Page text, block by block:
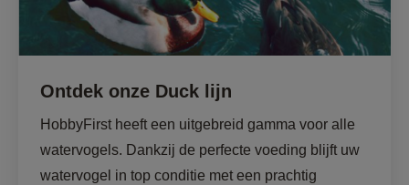
Ontdek onze Duck lijn
HobbyFirst heeft een uitgebreid gamma voor alle
watervogels. Dankzij de perfecte voeding blijft uw
watervogel in top conditie met een prachtig